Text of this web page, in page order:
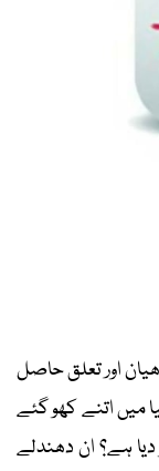
اور تعلق حاصل
میں اتنے کھو گئے
ہے؟ ان دھندلے